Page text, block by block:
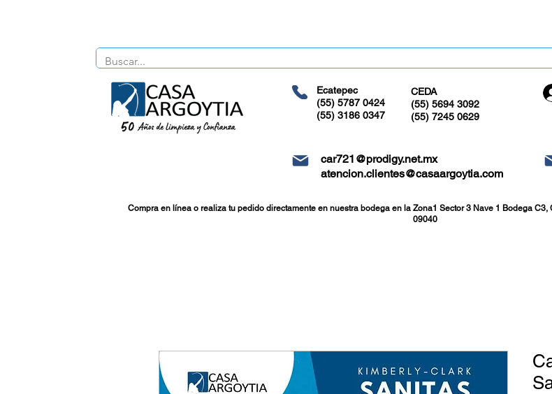
Ecatepec
(55) 5787 0424
(55) 3186 0347
car721@prodigy.net.mx
atencion.clientes@casaargoytia.com
CEDA
(55) 5694 3092
(55) 7245 0629
Compra en línea o realiza tu pedido directamente en nuestra bodega en la Zona1 Sector 3 Nave 1 Bodega C3,
09040